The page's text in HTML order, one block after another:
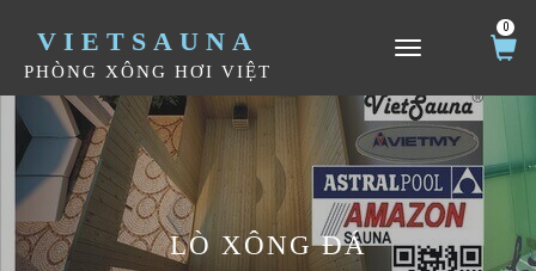
VIETSAUNA
PHÒNG XÔNG HƠI VIỆT
TOGGLE NAVIGATION
0
LÒ XÔNG ĐÁ